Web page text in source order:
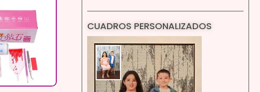
CUADROS PERSONALIZADOS